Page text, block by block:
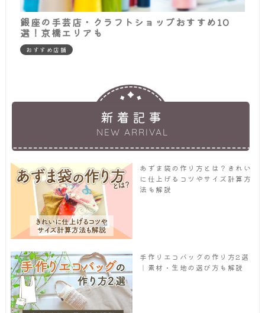
銀座の手芸店・クラフトショップおすすめ10
選！京橋エリアも
おすすめ店舗
新着記事
NEW ARRIVAL
あずま袋の作り方とは？きれい
に仕上げるコツやサイズ計算方
法も解説
手作りエコバッグの作り方2選
｜素材・生地の選び方も解説